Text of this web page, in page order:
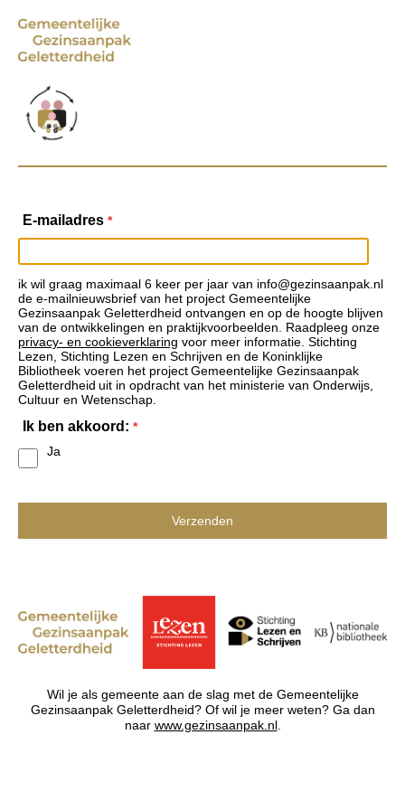
E-mailadres *
ik wil graag maximaal 6 keer per jaar van info@gezinsaanpak.nl
de e-mailnieuwsbrief van het project Gemeentelijke
Gezinsaanpak Geletterdheid ontvangen en op de hoogte blijven
van de ontwikkelingen en praktijkvoorbeelden. Raadpleeg onze
privacy- en cookieverklaring voor meer informatie. Stichting
Lezen, Stichting Lezen en Schrijven en de Koninklijke
Bibliotheek voeren het project Gemeentelijke Gezinsaanpak
Geletterdheid uit in opdracht van het ministerie van Onderwijs,
Cultuur en Wetenschap.
Ik ben akkoord: *
Ja
Wil je als gemeente aan de slag met de Gemeentelijke
Gezinsaanpak Geletterdheid? Of wil je meer weten? Ga dan
naar www.gezinsaanpak.nl.